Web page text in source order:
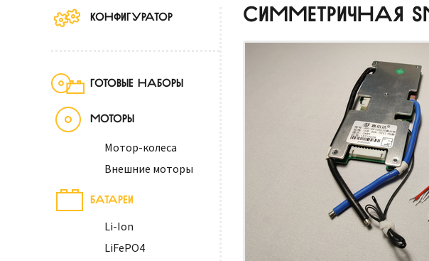
КОНФИГУРАТОР
ГОТОВЫЕ НАБОРЫ
МОТОРЫ
Мотор-колеса
Внешние моторы
БАТАРЕИ
Li-Ion
LiFePO4
СИММЕТРИЧНАЯ